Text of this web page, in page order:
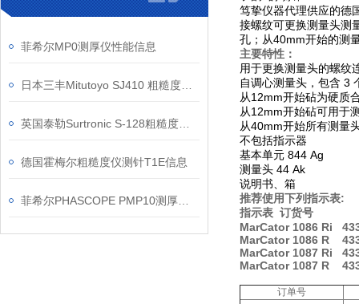
菲希尔MP0测厚仪性能信息
德国霍梅尔粗糙度仪测针T1E信息
笃挚仪器代理供应的德
接螺纹可更换测量头测
孔；从40mm开始的测
主要特性：
用于更换测量头的螺纹
自调心测量头，包含 3
从12mm开始砧为硬质
从12mm开始砧可用于
从40mm开始所有测量
不包括指示器
基本单元 844 Ag
测量头 44 Ak
说明书、箱
推荐使用下列指示表:
指示表 订货号
MarCator 1086 Ri
MarCator 1086 R
MarCator 1087 Ri
MarCator 1087 R
订单号